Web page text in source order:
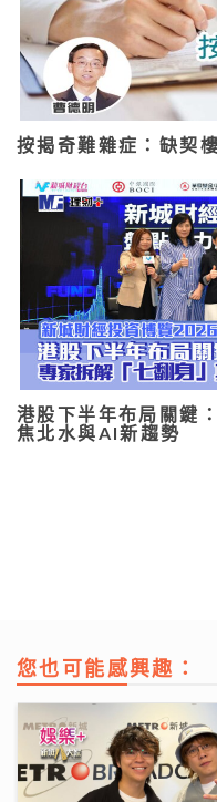
按揭奇難雜症：缺契
港股下半年布局關鍵
焦北水與AI新趨勢
您也可能感興趣：